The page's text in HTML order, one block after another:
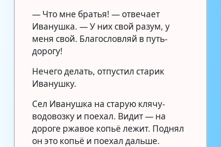
— Что мне братья! — отвечает
Иванушка. — У них свой разум, у
меня свой. Благословляй в путь-
дорогу!
Нечего делать, отпустил старик
Иванушку.
Сел Иванушка на старую клячу-
водовозку и поехал. Видит — на
дороге ржавое копьё лежит. Поднял
он это копьё и поехал дальше.